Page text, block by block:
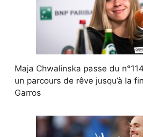
Maja Chwalinska passe du
un parcours de rêve jusqu’à la
Garros